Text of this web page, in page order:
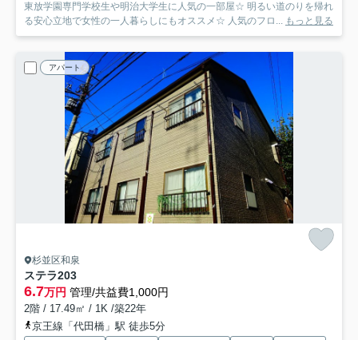
東放学園専門学校生や明治大学生に人気の一部屋☆ 明るい道のりを帰れ
る安心立地で女性の一人暮らしにもオススメ☆ 人気のフロ... もっと見る
アパート
杉並区和泉
ステラ203
6.7万円 管理/共益費1,000円
2階 / 17.49㎡ / 1K /築22年
京王線「代田橋」駅 徒歩5分